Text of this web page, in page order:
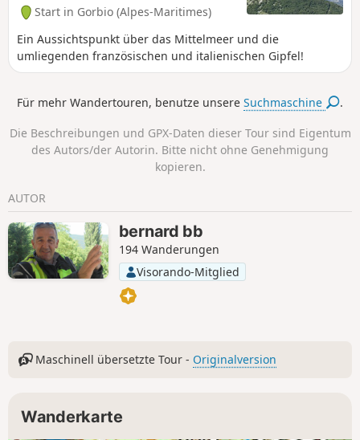
Start in Gorbio (Alpes-Maritimes)
Ein Aussichtspunkt über das Mittelmeer und die
umliegenden französischen und italienischen Gipfel!
Für mehr Wandertouren, benutze unsereSuchmaschine .
Die Beschreibungen und GPX-Daten dieser Tour sind Eigentum
des Autors/der Autorin. Bitte nicht ohne Genehmigung
kopieren.
AUTOR
bernard bb
194 Wanderungen
Visorando-Mitglied
Maschinell übersetzte Tour - Originalversion
Wanderkarte